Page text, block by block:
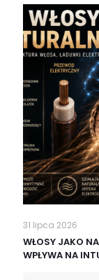
31 lipca 2026
WŁOSY JAKO
WPŁYWA NA